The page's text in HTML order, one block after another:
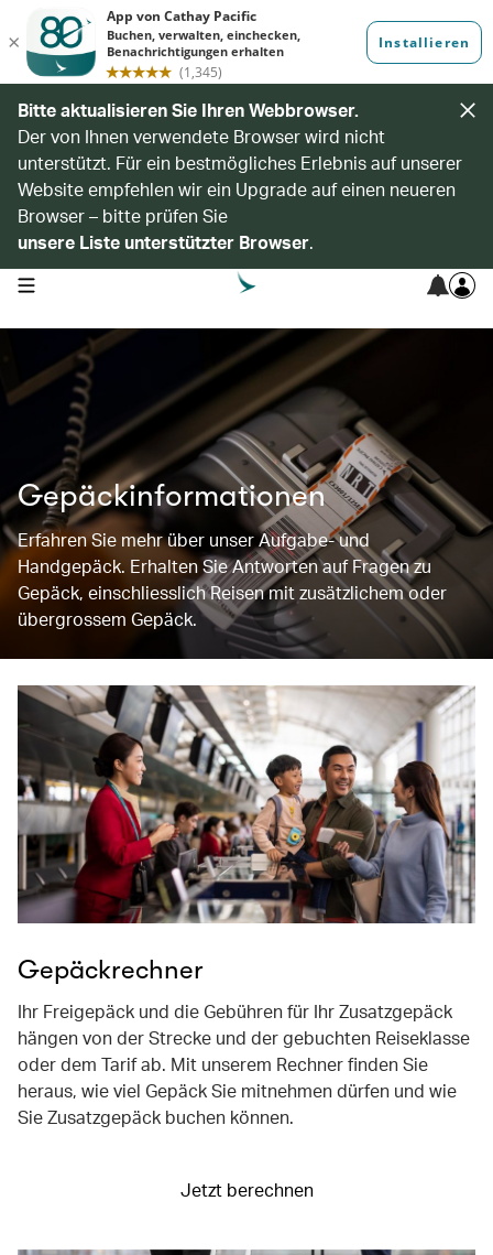
Bitte aktualisieren Sie Ihren Webbrowser.
Der von Ihnen verwendete Browser wird nicht
unterstützt. Für ein bestmögliches Erlebnis auf unserer
Website empfehlen wir ein Upgrade auf einen neueren
Browser – bitte prüfen Sie
unsere Liste unterstützter Browser.
open navigation menu
Gepäckinformationen
Erfahren Sie mehr über unser Aufgabe- und
Handgepäck. Erhalten Sie Antworten auf Fragen zu
Gepäck, einschliesslich Reisen mit zusätzlichem oder
übergrossem Gepäck.
Gepäckrechner
Ihr Freigepäck und die Gebühren für Ihr Zusatzgepäck
hängen von der Strecke und der gebuchten Reiseklasse
oder dem Tarif ab. Mit unserem Rechner finden Sie
heraus, wie viel Gepäck Sie mitnehmen dürfen und wie
Sie Zusatzgepäck buchen können.
Jetzt berechnen